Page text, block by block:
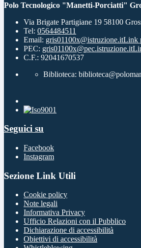
Polo Tecnologico "Manetti-Porciatti"
Via Brigate Partigiane 19 58100
Tel: 0564484511
Email: gris01100x@istruzione.itLink
PEC: gris01100x@pec.istruzione.it
C.F.: 92041670537
Biblioteca:
Seguici su
Facebook
Instagram
Sezione Link Utili
Cookie policy
Note legali
Informativa Privacy
Ufficio Relazioni con il Pubblico
Dichiarazione di accessibilità
Obiettivi di accessibilità